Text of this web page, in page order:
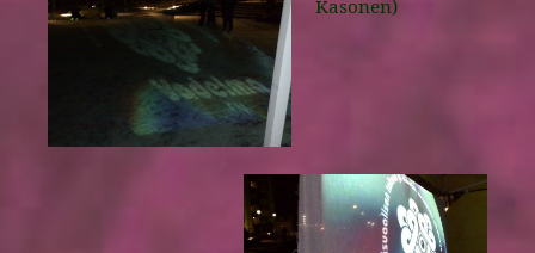
Kasonen)